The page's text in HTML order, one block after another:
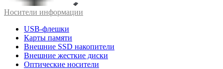
Носители информации
USB-флешки
Карты памяти
Внешние SSD накопители
Внешние жесткие диски
Оптические носители